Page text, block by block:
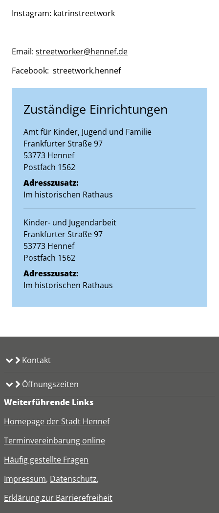
Instagram: katrinstreetwork
Email: streetworker@hennef.de
Facebook: streetwork.hennef
Zuständige Einrichtungen
Amt für Kinder, Jugend und Familie
Straße:
Frankfurter StraßeHausnummer:
97
PLZ:
53773 Ort:
Hennef
Postfach 1562
Adresszusatz:
Im historischen Rathaus
Kinder- und Jugendarbeit
Straße:
Frankfurter StraßeHausnummer:
97
PLZ:
53773 Ort:
Hennef
Postfach 1562
Adresszusatz:
Im historischen Rathaus
Kontakt
Öffnungszeiten
Weiterführende Links
Homepage der Stadt Hennef
Terminvereinbarung online
Häufig gestellte Fragen
Impressum, Datenschutz,
Erklärung zur Barrierefreiheit